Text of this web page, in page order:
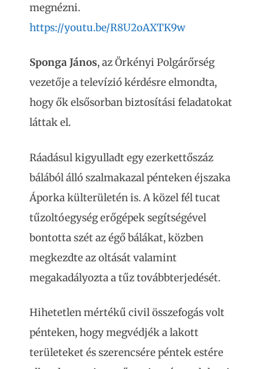
megnézni.
https://youtu.be/R8U2oAXTK9w
Sponga János, az Örkényi Polgárőrség
vezetője a televízió kérdésre elmondta,
hogy ők elsősorban biztosítási feladatokat
láttak el.
Ráadásul kigyulladt egy ezerkettőszáz
bálából álló szalmakazal pénteken éjszaka
Áporka külterületén is. A közel fél tucat
tűzoltóegység erőgépek segítségével
bontotta szét az égő bálákat, közben
megkezdte az oltását valamint
megakadályozta a tűz továbbterjedését.
Hihetetlen mértékű civil összefogás volt
pénteken, hogy megvédjék a lakott
területeket és szerencsére péntek estére